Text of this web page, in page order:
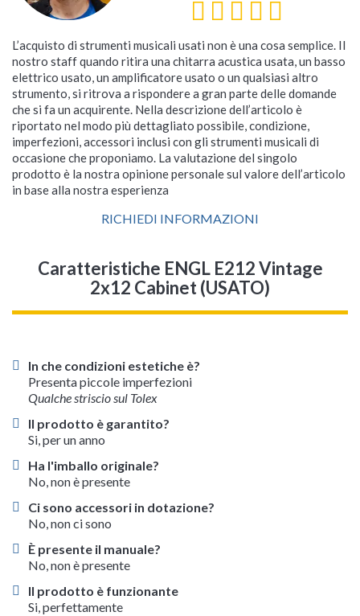
L’acquisto di strumenti musicali usati non è una cosa semplice. Il
nostro staff quando ritira una chitarra acustica usata, un basso
elettrico usato, un amplificatore usato o un qualsiasi altro
strumento, si ritrova a rispondere a gran parte delle domande
che si fa un acquirente. Nella descrizione dell’articolo è
riportato nel modo più dettagliato possibile, condizione,
imperfezioni, accessori inclusi con gli strumenti musicali di
occasione che proponiamo. La valutazione del singolo
prodotto è la nostra opinione personale sul valore dell’articolo
in base alla nostra esperienza
RICHIEDI INFORMAZIONI
Caratteristiche ENGL E212 Vintage
2x12 Cabinet (USATO)
In che condizioni estetiche è?
Presenta piccole imperfezioni
Qualche striscio sul Tolex
Il prodotto è garantito?
Si, per un anno
Ha l'imballo originale?
No, non è presente
Ci sono accessori in dotazione?
No, non ci sono
È presente il manuale?
No, non è presente
Il prodotto è funzionante
Si, perfettamente